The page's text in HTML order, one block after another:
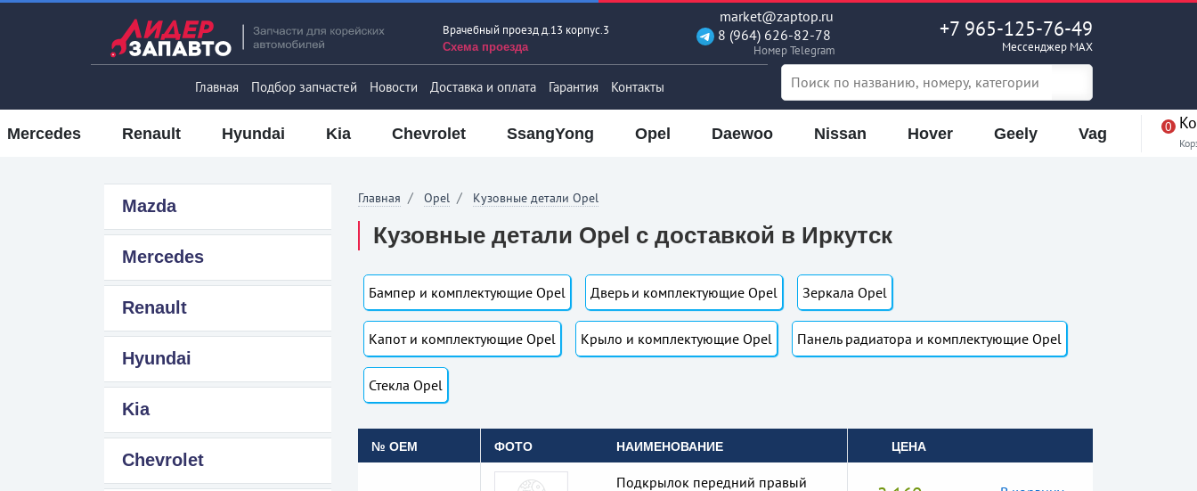
Врачебный проезд д.13 корпус.3
Схема проезда
market@zaptop.ru
8 (964) 626-82-78
Номер Telegram
+7 965-125-76-49
Мессенджер MAX
Главная Подбор запчастей Новости Доставка и оплата Гарантия Контакты
Mercedes Renault Hyundai Kia Chevrolet SsangYong Opel Daewoo Nissan Hover Geely Vag 0
Mazda
Mercedes
Renault
Hyundai
Kia
Chevrolet
Главная Opel Кузовные детали Opel
Кузовные детали Opel с доставкой в Иркутск
Бампер и комплектующие Opel Дверь и комплектующие Opel Зеркала Opel
Капот и комплектующие Opel Крыло и комплектующие Opel Панель радиатора и комплектующие Opel
Стекла Opel
№ OEM ФОТО НАИМЕНОВАНИЕ ЦЕНА
Подкрылок передний правый